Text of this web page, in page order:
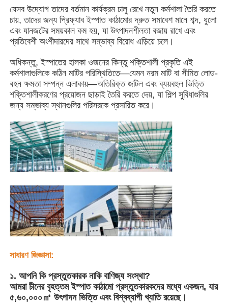
আমাদের সম্পর্কে
কারখানা ভ্রমণ
মান নিয়ন্ত্রণ
আমাদের সাথে যোগাযোগ করুন
খবর
সব ক্ষেত্রেই
উদ্ধৃতির জন্য আবেদন
ইস্পাত কাঠামো বিল্ডিং
ইস্পাত কাঠামো কর্মশালা
যেসব উদ্যোগ তাদের বর্তমান কার্যক্রম চালু রেখে নতুন কর্মশালা তৈরি করতে
চায়, তাদের জন্য প্রিফ্যাব ইস্পাত কাঠামোর দ্রুত সমাবেশ মানে শব্দ, ধুলো
এবং যানজটের সময়কাল কম হয়, যা উৎপাদনশীলতা বজায় রাখে এবং
প্রতিবেশী অংশীদারদের সাথে সম্ভাব্য বিরোধ এড়িয়ে চলে।
অধিকন্তু, ইস্পাতের হালকা ওজনের কিন্তু শক্তিশালী প্রকৃতি এই
কর্মশালাগুলিকে কঠিন মাটির পরিস্থিতিতে—যেমন নরম মাটি বা সীমিত লোড-
বহন ক্ষমতা সম্পন্ন এলাকায়—অতিরিক্ত জটিল এবং ব্যয়বহুল ভিত্তি
শক্তিশালীকরণের প্রয়োজন ছাড়াই তৈরি করতে দেয়, যা শিল্প সুবিধাগুলির
জন্য সম্ভাব্য স্থানগুলির পরিসরকে প্রসারিত করে।
সাধারণ জিজ্ঞাসা:
১. আপনি কি প্রস্তুতকারক নাকি বাণিজ্য সংস্থা?
আমরা চীনের বৃহত্তম ইস্পাত কাঠামো প্রস্তুতকারকদের মধ্যে একজন, যার
৫,৬০,০০০㎡ উৎপাদন ভিত্তি এবং বিশ্বব্যাপী খ্যাতি রয়েছে।